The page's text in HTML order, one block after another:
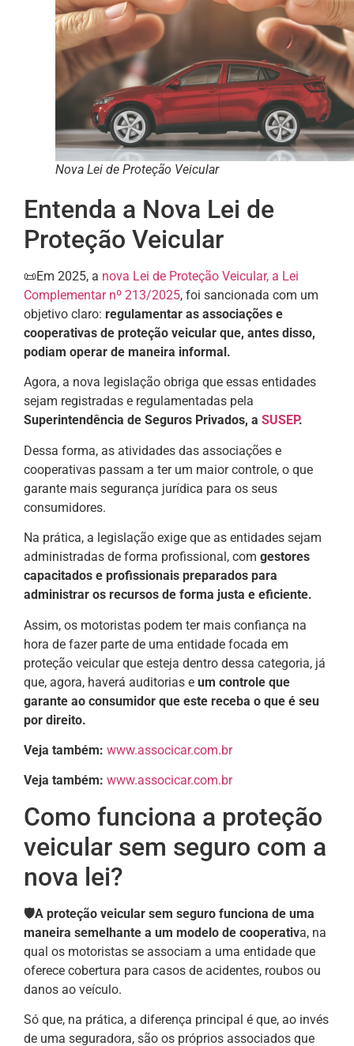
Nova Lei de Proteção Veicular
Entenda a Nova Lei de
Proteção Veicular
📜Em 2025, a nova Lei de Proteção Veicular, a Lei
Complementar nº 213/2025, foi sancionada com um
objetivo claro: regulamentar as associações e
cooperativas de proteção veicular que, antes disso,
podiam operar de maneira informal.
Agora, a nova legislação obriga que essas entidades
sejam registradas e regulamentadas pela
Superintendência de Seguros Privados, a SUSEP.
Dessa forma, as atividades das associações e
cooperativas passam a ter um maior controle, o que
garante mais segurança jurídica para os seus
consumidores.
Na prática, a legislação exige que as entidades sejam
administradas de forma profissional, com gestores
capacitados e profissionais preparados para
administrar os recursos de forma justa e eficiente.
Assim, os motoristas podem ter mais confiança na
hora de fazer parte de uma entidade focada em
proteção veicular que esteja dentro dessa categoria, já
que, agora, haverá auditorias e um controle que
garante ao consumidor que este receba o que é seu
por direito.
Veja também: www.associcar.com.br
Veja também: www.associcar.com.br
Como funciona a proteção
veicular sem seguro com a
nova lei?
🛡️A proteção veicular sem seguro funciona de uma
maneira semelhante a um modelo de cooperativa, na
qual os motoristas se associam a uma entidade que
oferece cobertura para casos de acidentes, roubos ou
danos ao veículo.
Só que, na prática, a diferença principal é que, ao invés
de uma seguradora, são os próprios associados que